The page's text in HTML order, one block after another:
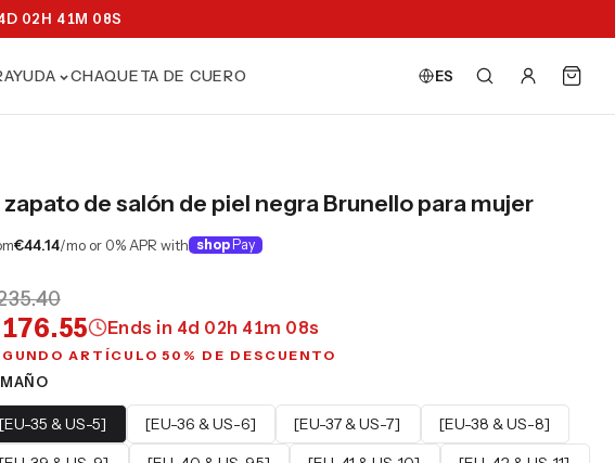
D 02H 41M 06S
AYUDA CHAQUETA DE CUERO ES
zapato de salón de piel negra Brunello para mujer
€44.14/mo or 0% APR with shop Pay
Ends in 4d 02h 41m 06s
ARTÍCULO 50% DE DESCUENTO
[EU-35 & US-5] [EU-36 & US-6] [EU-37 & US-7]
[EU-38 & US-8]